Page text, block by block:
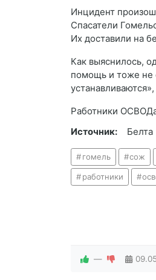
Инцидент
Спасатели
Их доставили на
Как выяснилось,
помощь и тоже не
Работники
Источник:
Белта
гомель сож
работники
—